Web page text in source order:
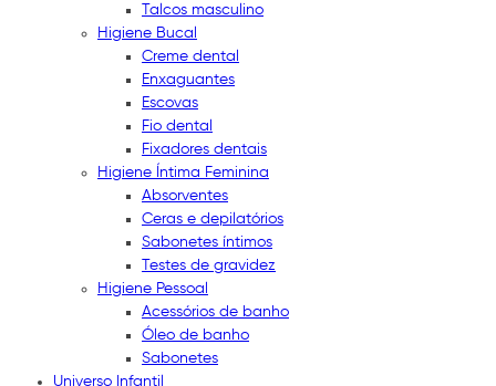
Talcos masculino
Higiene Bucal
Creme dental
Enxaguantes
Escovas
Fio dental
Fixadores dentais
Higiene Íntima Feminina
Absorventes
Ceras e depilatórios
Sabonetes íntimos
Testes de gravidez
Higiene Pessoal
Acessórios de banho
Óleo de banho
Sabonetes
Universo Infantil